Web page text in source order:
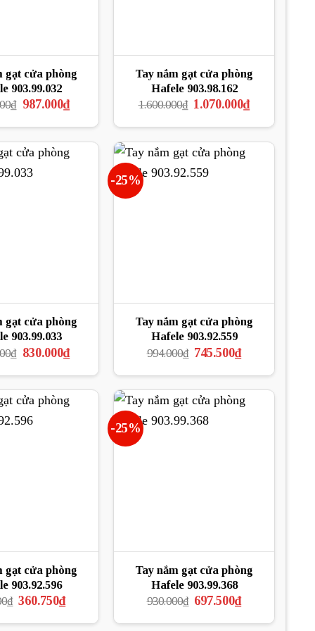
gạt cửa phòng
903.99.032
₫ Giá
là:
987.000₫Giá
hiện
tại
987.000₫.
Tay nắm gạt cửa phòng
Hafele 903.98.162
1.600.000₫ Giá
là:
1.070.000₫Giá
hiện
tại
1.070.000₫.
gạt cửa phòng
903.99.033
₫ Giá
là:
830.000₫Giá
hiện
tại
830.000₫.
-25%
Tay nắm gạt cửa phòng
Hafele 903.92.559
994.000₫ Giá
là:
745.500₫Giá
hiện
tại
745.500₫.
gạt cửa phòng
903.92.596
₫ Giá
là:
360.750₫Giá
hiện
tại
-25%
Tay nắm gạt cửa phòng
Hafele 903.99.368
930.000₫ Giá
là:
697.500₫Giá
hiện
tại